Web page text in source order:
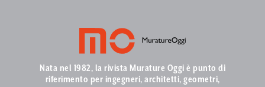
Nata nel 1982, la rivista Murature Oggi è punto di
riferimento per ingegneri, architetti, geometri,